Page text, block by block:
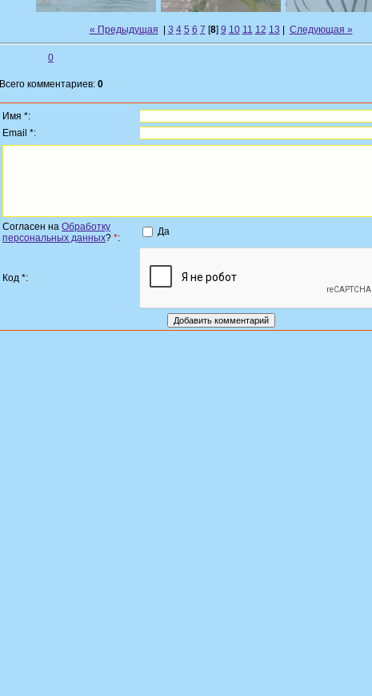
« Предыдущая 3 4 5 6 7 [8] 9 10 11 12 13 Следующая »
0
Всего комментариев: 0
Имя *:
Email *:
Согласен на Обработку
персональных данных? *:
Да
Код *: